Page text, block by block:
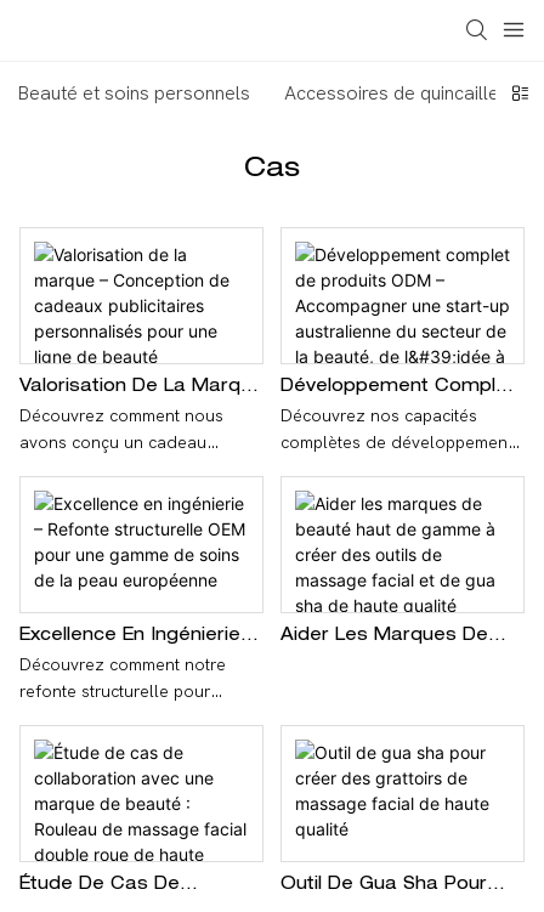
Beauté et soins personnels Accessoires de quincaillerie
Cas
Valorisation De La Marque
– Conception De Cadeaux
Publicitaires
Ligne De Beauté
Internationale
Découvrez comment nous
avons conçu un cadeau
sur mesure pour une grande
marque de beauté française.
En associant une tête de
massage en acier inoxydable
poignée en silicone douce au
toucher, nous avons éliminé
l'aspect bas de gamme des
traditionnels. Ce design
innovant bi-matière a non
seulement amélioré
l'expérience utilisateur, mais a
également généré une
augmentation de 40 % de la
Développement Complet
De Produits ODM –
Accompagner Une Start-
Secteur De La Beauté, De
L'idée À La
Commercialisation
Découvrez nos capacités
complètes de développement
cette étude de cas consacrée
à une start-up australienne du
secteur de la beauté. Nous
avons transformé un concept
en un élégant applicateur de
soin en aluminium avec têtes
modélisation 3D à la
fabrication flexible en petites
quantités.
Excellence En Ingénierie –
Refonte Structurelle OEM
Pour Une Gamme De
Européenne
Découvrez comment notre
refonte structurelle pour
gua sha glissant en un chef-
d'œuvre d'ergonomie pour une
grande marque européenne de
soins de la peau. En
combinant acier inoxydable et
silicone, nous avons résolu les
Aider Les Marques De
Gua Sha De Haute Qualité
Étude De Cas De
Outil De Gua Sha Pour